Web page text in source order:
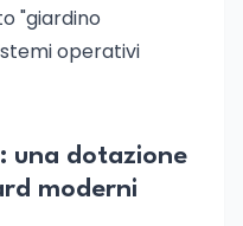
"giardino
operativi
una dotazione
moderni